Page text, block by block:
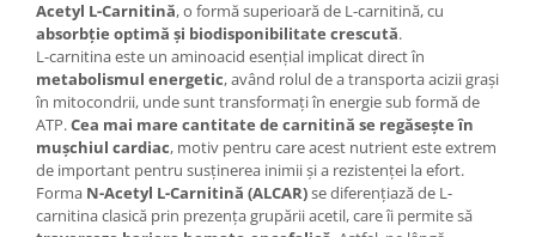
DELLA BORN
Vitamina B
Vitamina C
Vitamina D
Vitamina E
Vitamina K
Zinc
Acetyl L-Carnitină, o formă superioară de L-carnitină, cu
absorbție optimă și biodisponibilitate crescută.
L-carnitina este un aminoacid esențial implicat direct în
metabolismul energetic, având rolul de a transporta acizii grași
în mitocondrii, unde sunt transformați în energie sub formă de
ATP.Cea mai mare cantitate de carnitină se regăsește în
mușchiul cardiac, motiv pentru care acest nutrient este extrem
de important pentru susținerea inimii și a rezistenței la efort.
Forma N-Acetyl L-Carnitină (ALCAR)se diferențiază de L-
carnitina clasică prin prezența grupării acetil, care îi permite să